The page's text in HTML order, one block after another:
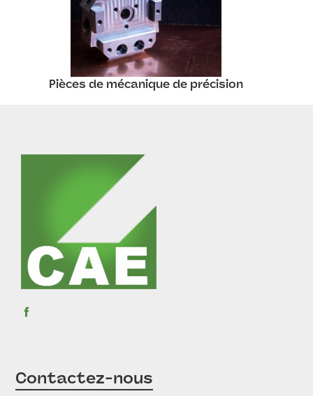
Pièces de mécanique de précision
Contactez-nous